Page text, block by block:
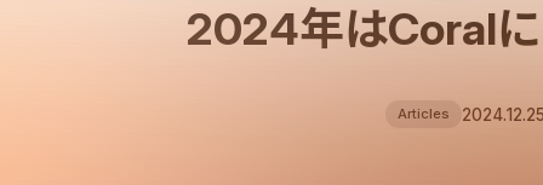
2024年はCoralに
Articles